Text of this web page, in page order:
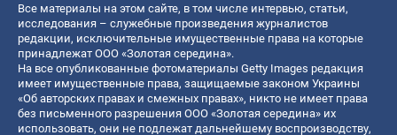
Все материалы на этом сайте, в том числе интервью, статьи,
исследования – служебные произведения журналистов
редакции, исключительные имущественные права на которые
принадлежат ООО «Золотая середина».
На все опубликованные фотоматериалы Getty Images редакция
имеет имущественные права, защищаемые законом Украины
«Об авторских правах и смежных правах», никто не имеет права
без письменного разрешения ООО «Золотая середина» их
использовать, они не подлежат дальнейшему воспроизводству,